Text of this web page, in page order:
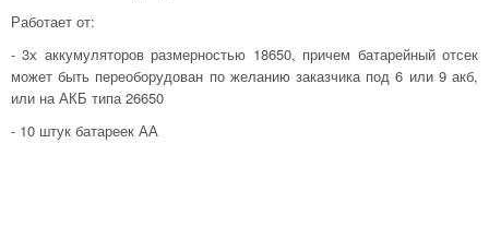
Работает от:
- 3х аккумуляторов размерностью 18650, причем батарейный отсек
может быть переоборудован по желанию заказчика под 6 или 9 акб,
или на АКБ типа 26650
- 10 штук батареек АА